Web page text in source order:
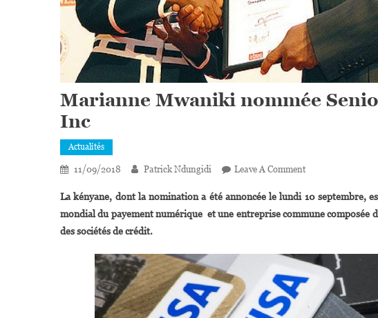
Marianne Mwaniki nommée
Inc
Actualités
11/09/2018 Patrick Ndungidi Leave A CommentOn
Mwaniki
Nommée
Présidente
De
Inc
La kényane, dont la nomination a été annoncée le lundi 10 septembre,
mondial du payement numérique et une entreprise commune composée
des sociétés de crédit.